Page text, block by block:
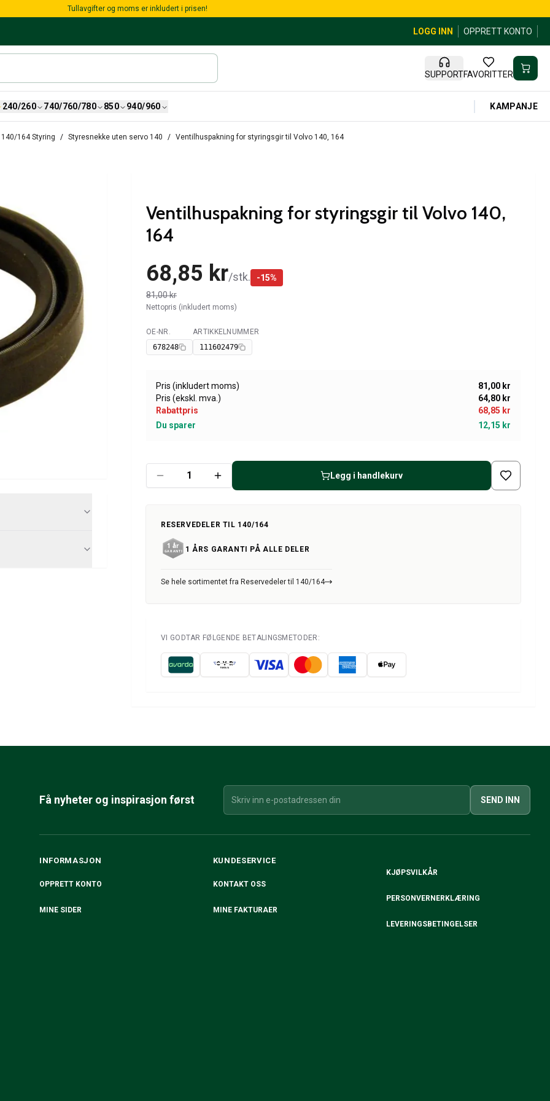
Tullavgifter og moms er inkludert i prisen!
LOGG INN OPPRETT KONTO
SUPPORTFAVORITTER
240/260 740/760/780 850 940/960 KAMPANJE
140/164 Styring Styresnekke uten servo 140 Ventilhuspakning for styringsgir til Volvo 140, 164
Ventilhuspakning for styringsgir til Volvo 140,
164
68,85 kr/stk. -15%
81,00 kr
Nettopris (inkludert moms)
Tilgjengelig
OE-NR.
678248
ARTIKKELNUMMER
111602479
Pris (inkludert moms)
81,00 kr
Pris (ekskl. mva.)
64,80 kr
Rabattpris
68,85 kr
Du sparer
12,15 kr
Legg i handlekurv
RESERVEDELER TIL 140/164
1 ÅRS GARANTI PÅ ALLE DELER
Se hele sortimentet fra Reservedeler til 140/164
VI GODTAR FØLGENDE BETALINGSMETODER:
Få nyheter og inspirasjon først SEND INN
INFORMASJON
OPPRETT KONTO
MINE SIDER
KUNDESERVICE
KONTAKT OSS
MINE FAKTURAER
KJØPSVILKÅR
PERSONVERNERKLÆRING
LEVERINGSBETINGELSER